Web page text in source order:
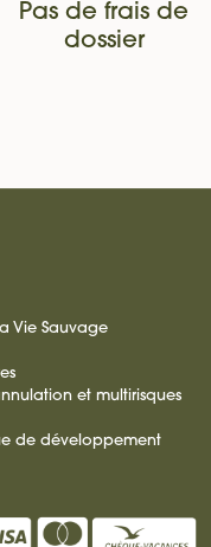
Pas de frais de
dossier
Vie Sauvage
et multirisques
de développement